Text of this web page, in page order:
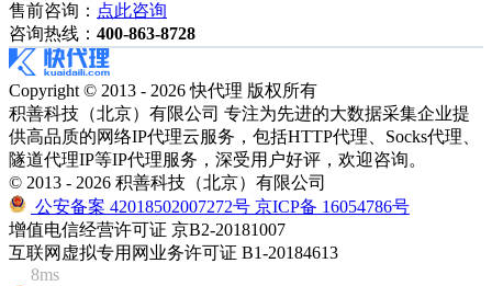
售前咨询： 点此咨询
咨询热线： 400-863-8728
Copyright © 2013 - 2026 快代理 版权所有
积善科技（北京）有限公司 专注为先进的大数据采集企业提
供高品质的网络IP代理云服务，包括HTTP代理、Socks代理、
隧道代理IP等IP代理服务，深受用户好评，欢迎咨询。
© 2013 - 2026 积善科技（北京）有限公司
公安备案 42018502007272号 京ICP备 16054786号
增值电信经营许可证 京B2-20181007
互联网虚拟专用网业务许可证 B1-20184613
8ms